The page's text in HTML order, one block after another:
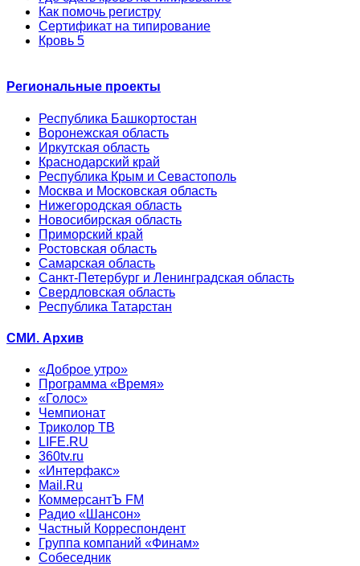
Как помочь регистру
Сертификат на типирование
Кровь 5
Региональные проекты
Республика Башкортостан
Воронежская область
Иркутская область
Краснодарский край
Республика Крым и Севастополь
Москва и Московская область
Нижегородская область
Новосибирская область
Приморский край
Ростовская область
Самарская область
Санкт-Петербург и Ленинградская область
Свердловская область
Республика Татарстан
СМИ. Архив
«Доброе утро»
Программа «Время»
«Голос»
Чемпионат
Триколор ТВ
LIFE.RU
360tv.ru
«Интерфакс»
Mail.Ru
КоммерсантЪ FM
Радио «Шансон»
Частный Корреспондент
Группа компаний «Финам»
Собеседник